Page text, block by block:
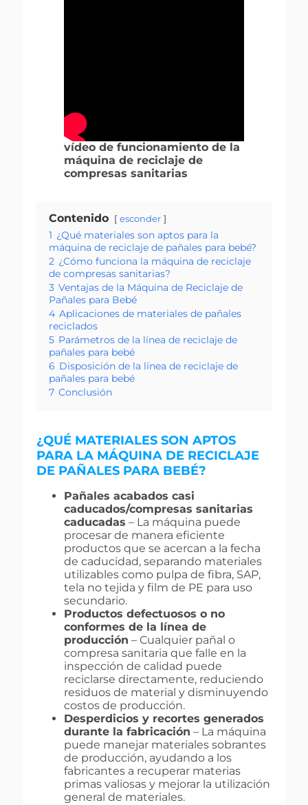
vídeo de funcionamiento de la
máquina de reciclaje de
compresas sanitarias
Contenido esconder
1 ¿Qué materiales son aptos para la
máquina de reciclaje de pañales para bebé?
2 ¿Cómo funciona la máquina de reciclaje
de compresas sanitarias?
3 Ventajas de la Máquina de Reciclaje de
Pañales para Bebé
4 Aplicaciones de materiales de pañales
reciclados
5 Parámetros de la línea de reciclaje de
pañales para bebé
6 Disposición de la línea de reciclaje de
pañales para bebé
7 Conclusión
¿QUÉ MATERIALES SON APTOS
PARA LA MÁQUINA DE RECICLAJE
DE PAÑALES PARA BEBÉ?
Pañales acabados casi
caducados/compresas sanitarias
caducadas – La máquina puede
procesar de manera eficiente
productos que se acercan a la fecha
de caducidad, separando materiales
utilizables como pulpa de fibra, SAP,
tela no tejida y film de PE para uso
secundario.
Productos defectuosos o no
conformes de la línea de
producción – Cualquier pañal o
compresa sanitaria que falle en la
inspección de calidad puede
reciclarse directamente, reduciendo
residuos de material y disminuyendo
costos de producción.
Desperdicios y recortes generados
durante la fabricación – La máquina
puede manejar materiales sobrantes
de producción, ayudando a los
fabricantes a recuperar materias
primas valiosas y mejorar la utilización
general de materiales.